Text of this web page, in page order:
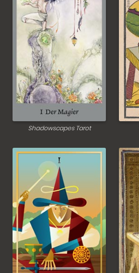
Shadowscapes Tarot